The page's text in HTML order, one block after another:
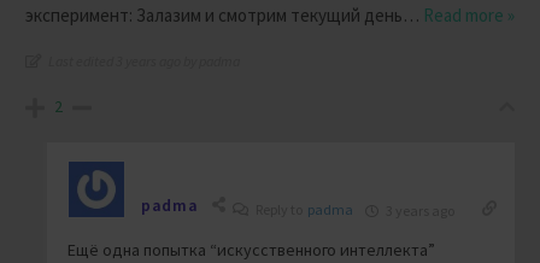
эксперимент: Залазим и смотрим текущий день… Read more »
2
padma padma
Ещё одна попытка “искусственного интеллекта”